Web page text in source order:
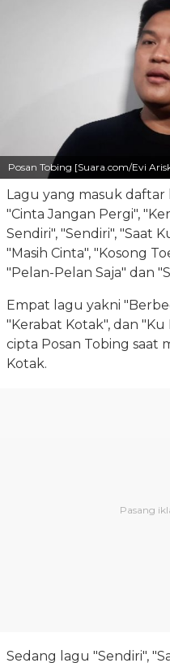
Posan Tobing [Suara.com/Evi
Lagu yang masuk daftar
"Cinta Jangan Pergi",
Sendiri", "Sendiri", "Saat
"Masih Cinta", "Kosong
"Pelan-Pelan Saja" dan
Empat lagu yakni
"Kerabat Kotak", dan
cipta Posan Tobing saat
Kotak.
Sedang lagu "Sendiri",